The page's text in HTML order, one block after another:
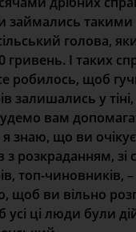
займались
голова,
гривень. І таких
робилось, щоб
залишались у
вам
я знаю, що ви
з розкраданням,
топ-чиновників,
ви вільно
усі ці люди були